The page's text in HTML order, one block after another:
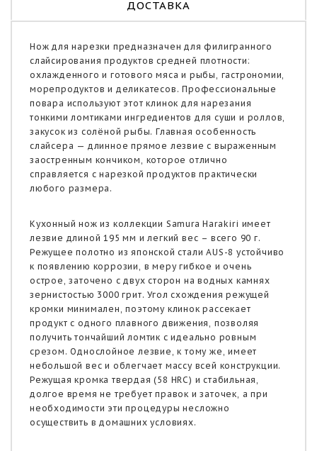
ДОСТАВКА
Нож для нарезки предназначен для филигранного
слайсирования продуктов средней плотности:
охлажденного и готового мяса и рыбы, гастрономии,
морепродуктов и деликатесов. Профессиональные
повара используют этот клинок для нарезания
тонкими ломтиками ингредиентов для суши и роллов,
закусок из солёной рыбы. Главная особенность
слайсера — длинное прямое лезвие с выраженным
заостренным кончиком, которое отлично
справляется с нарезкой продуктов практически
любого размера.
Кухонный нож из коллекции Samura Harakiri имеет
лезвие длиной 195 мм и легкий вес – всего 90 г.
Режущее полотно из японской стали AUS-8 устойчиво
к появлению коррозии, в меру гибкое и очень
острое, заточено с двух сторон на водных камнях
зернистостью 3000 грит. Угол схождения режущей
кромки минимален, поэтому клинок рассекает
продукт с одного плавного движения, позволяя
получить тончайший ломтик с идеально ровным
срезом. Однослойное лезвие, к тому же, имеет
небольшой вес и облегчает массу всей конструкции.
Режущая кромка твердая (58 HRC) и стабильная,
долгое время не требует правок и заточек, а при
необходимости эти процедуры несложно
осуществить в домашних условиях.